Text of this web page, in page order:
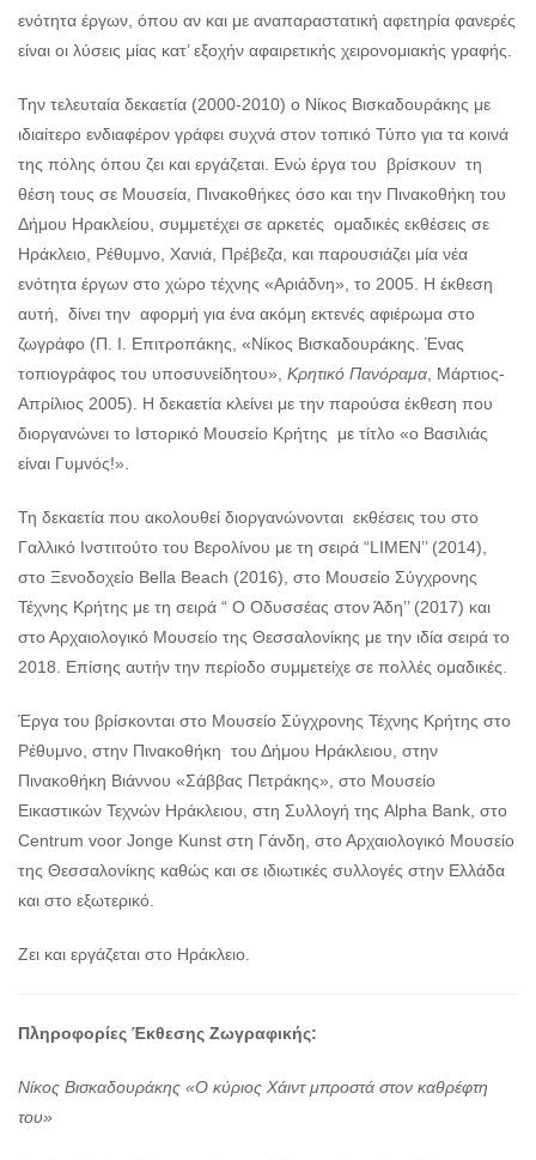
ενότητα έργων, όπου αν και με αναπαραστατική αφετηρία φανερές
είναι οι λύσεις μίας κατ’ εξοχήν αφαιρετικής χειρονομιακής γραφής.
Την τελευταία δεκαετία (2000-2010) ο Νίκος Βισκαδουράκης με
ιδιαίτερο ενδιαφέρον γράφει συχνά στον τοπικό Τύπο για τα κοινά
της πόλης όπου ζει και εργάζεται. Ενώ έργα του βρίσκουν τη
θέση τους σε Μουσεία, Πινακοθήκες όσο και την Πινακοθήκη του
Δήμου Ηρακλείου, συμμετέχει σε αρκετές ομαδικές εκθέσεις σε
Ηράκλειο, Ρέθυμνο, Χανιά, Πρέβεζα, και παρουσιάζει μία νέα
ενότητα έργων στο χώρο τέχνης «Αριάδνη», το 2005. Η έκθεση
αυτή, δίνει την αφορμή για ένα ακόμη εκτενές αφιέρωμα στο
ζωγράφο (Π. Ι. Επιτροπάκης, «Νίκος Βισκαδουράκης. Ένας
τοπιογράφος του υποσυνείδητου», Κρητικό Πανόραμα , Μάρτιος-
Απρίλιος 2005). Η δεκαετία κλείνει με την παρούσα έκθεση που
διοργανώνει το Ιστορικό Μουσείο Κρήτης με τίτλο «ο Βασιλιάς
είναι Γυμνός!».
Τη δεκαετία που ακολουθεί διοργανώνονται εκθέσεις του στο
Γαλλικό Ινστιτούτο του Βερολίνου με τη σειρά “LIMEN’’ (2014),
στο Ξενοδοχείο Bella Beach (2016), στο Μουσείο Σύγχρονης
Τέχνης Κρήτης με τη σειρά “ Ο Οδυσσέας στον Άδη’’ (2017) και
στο Αρχαιολογικό Μουσείο της Θεσσαλονίκης με την ιδία σειρά το
2018. Επίσης αυτήν την περίοδο συμμετείχε σε πολλές ομαδικές.
Έργα του βρίσκονται στο Μουσείο Σύγχρονης Τέχνης Κρήτης στο
Ρέθυμνο, στην Πινακοθήκη του Δήμου Ηράκλειου, στην
Πινακοθήκη Βιάννου «Σάββας Πετράκης», στο Μουσείο
Εικαστικών Τεχνών Ηράκλειου, στη Συλλογή της Alpha Bank, στο
Centrum voor Jonge Kunst στη Γάνδη, στο Αρχαιολογικό Μουσείο
της Θεσσαλονίκης καθώς και σε ιδιωτικές συλλογές στην Ελλάδα
και στο εξωτερικό.
Ζει και εργάζεται στο Ηράκλειο.
Πληροφορίες Έκθεσης Ζωγραφικής:
Νίκος Βισκαδουράκης «Ο κύριος Χάιντ μπροστά στον καθρέφτη
του»